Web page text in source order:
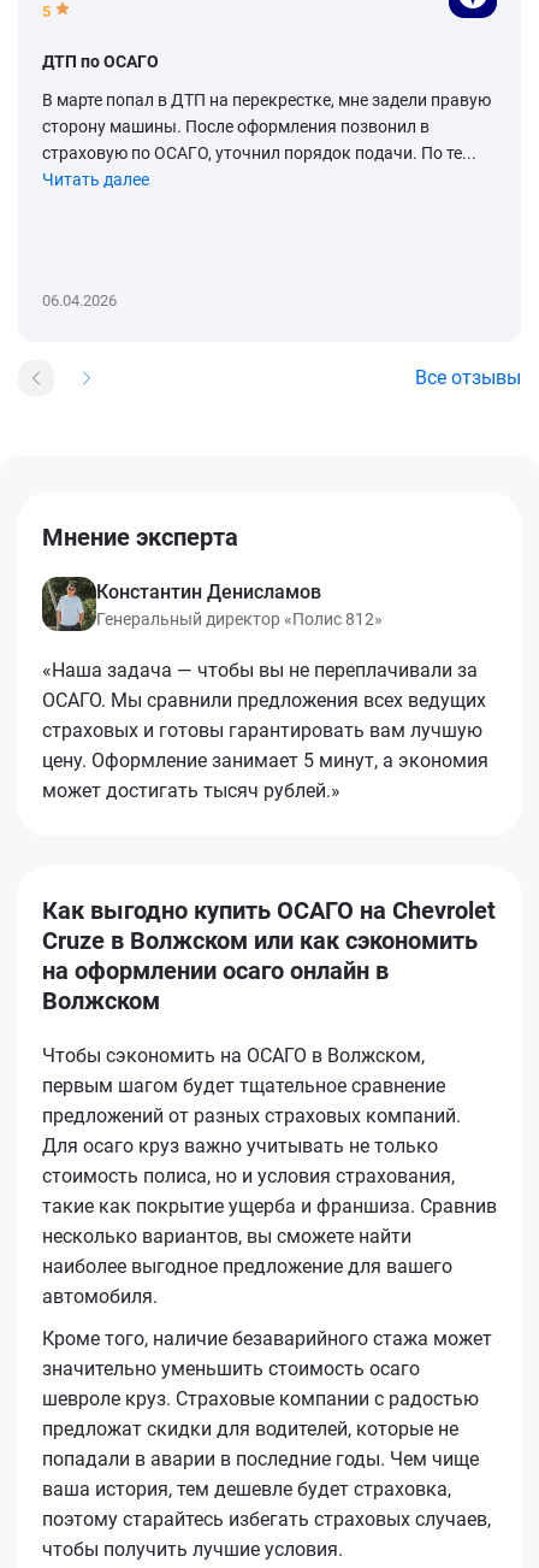
5
ДТП по ОСАГО
В марте попал в ДТП на перекрестке, мне задели правую
сторону машины. После оформления позвонил в
страховую по ОСАГО, уточнил порядок подачи. По те...
Читать далее
06.04.2026
Все отзывы
Мнение эксперта
Константин Денисламов
Генеральный директор «Полис 812»
«Наша задача — чтобы вы не переплачивали за
ОСАГО. Мы сравнили предложения всех ведущих
страховых и готовы гарантировать вам лучшую
цену. Оформление занимает 5 минут, а экономия
может достигать тысяч рублей.»
Как выгодно купить ОСАГО на Chevrolet
Cruze в Волжском или как сэкономить
на оформлении осаго онлайн в
Волжском
Чтобы сэкономить на ОСАГО в Волжском,
первым шагом будет тщательное сравнение
предложений от разных страховых компаний.
Для осаго круз важно учитывать не только
стоимость полиса, но и условия страхования,
такие как покрытие ущерба и франшиза. Сравнив
несколько вариантов, вы сможете найти
наиболее выгодное предложение для вашего
автомобиля.
Кроме того, наличие безаварийного стажа может
значительно уменьшить стоимость осаго
шевроле круз. Страховые компании с радостью
предложат скидки для водителей, которые не
попадали в аварии в последние годы. Чем чище
ваша история, тем дешевле будет страховка,
поэтому старайтесь избегать страховых случаев,
чтобы получить лучшие условия.